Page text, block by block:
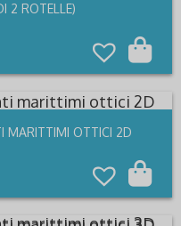
2 ROTELLE)
Le
MARITTIMI OTTICI 2D